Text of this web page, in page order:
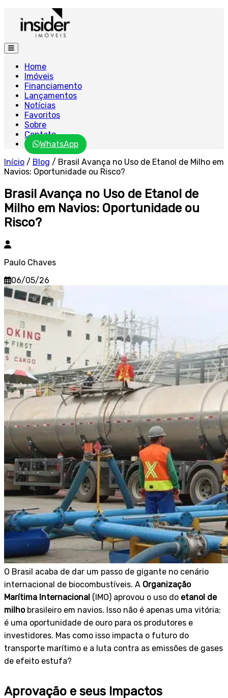
Home
Imóveis
Financiamento
Lançamentos
Notícias
Favoritos
Sobre
Contato
WhatsApp
Início / Blog / Brasil Avança no Uso de Etanol de Milho em
Navios: Oportunidade ou Risco?
Brasil Avança no Uso de Etanol de
Milho em Navios: Oportunidade ou
Risco?
Paulo Chaves
06/05/26
O Brasil acaba de dar um passo de gigante no cenário
internacional de biocombustíveis. A Organização
Marítima Internacional (IMO) aprovou o uso do etanol de
milhobrasileiro em navios. Isso não é apenas uma vitória;
é uma oportunidade de ouro para os produtores e
investidores. Mas como isso impacta o futuro do
transporte marítimo e a luta contra as emissões de gases
de efeito estufa?
Aprovação e seus Impactos